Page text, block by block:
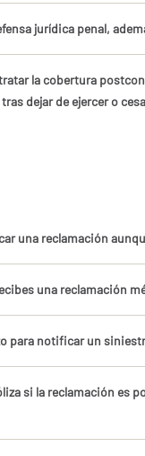
jurídica penal,
la cobertura
dejar de ejercer o
una reclamación
una reclamación
para notificar un
si la reclamación es